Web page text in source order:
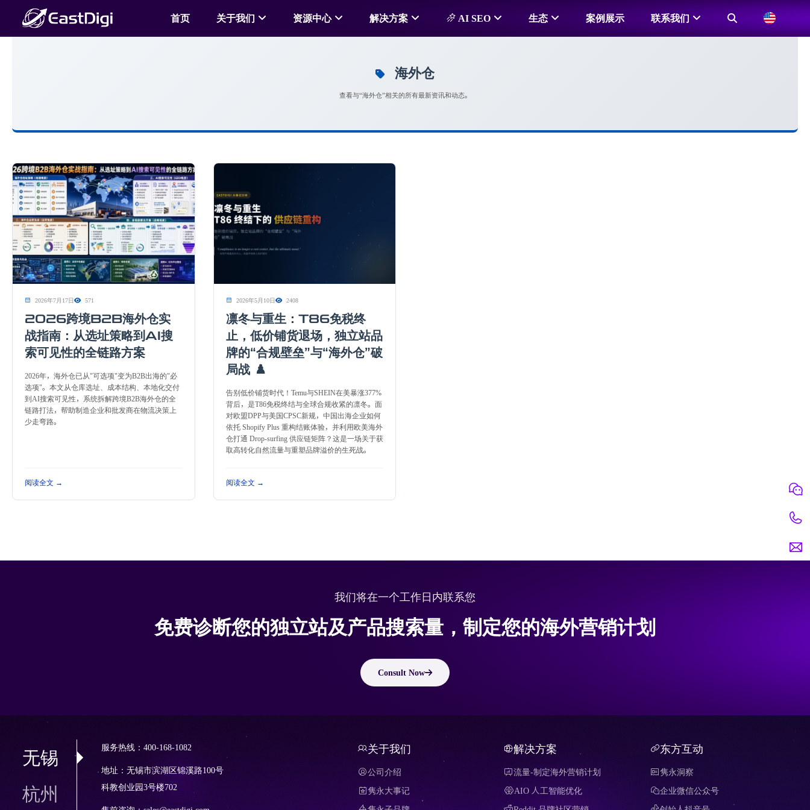
首页 关于我们 资源中心 解决方案 AI SEO 生态 案例展示 联系我们
海外仓
查看与“海外仓”相关的所有最新资讯和动态。
2026年7月17日 571
2026跨境B2B海外仓实
战指南：从选址策略到AI搜
索可见性的全链路方案
2026年，海外仓已从"可选项"变为B2B出海的"必
选项"。本文从仓库选址、成本结构、本地化交付
到AI搜索可见性，系统拆解跨境B2B海外仓的全
链路打法，帮助制造企业和批发商在物流决策上
少走弯路。
阅读全文 →
2026年5月10日 2408
凛冬与重生：T86免税终
止，低价铺货退场，独立站品
牌的“合规壁垒”与“海外仓”破
局战 ♟️
告别低价铺货时代！Temu与SHEIN在美暴涨377%
背后，是T86免税终结与全球合规收紧的凛冬。面
对欧盟DPP与美国CPSC新规，中国出海企业如何
依托 Shopify Plus 重构结账体验，并利用欧美海外
仓打通 Drop-surfing 供应链矩阵？这是一场关于获
取高转化自然流量与重塑品牌溢价的生死战。
阅读全文 →
我们将在一个工作日内联系您
免费诊断您的独立站及产品搜索量，制定您的海外营销计划
Consult Now
无锡
杭州
服务热线：400-168-1082
地址：无锡市滨湖区锦溪路100号
科教创业园3号楼702
关于我们
公司介绍
隽永大事记
解决方案
流量-制定海外营销计划
AIO 人工智能优化
东方互动
隽永洞察
企业微信公众号